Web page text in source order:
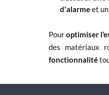
d'alarmeet un
Pouroptimiser
des matériaux
fonctionnalité